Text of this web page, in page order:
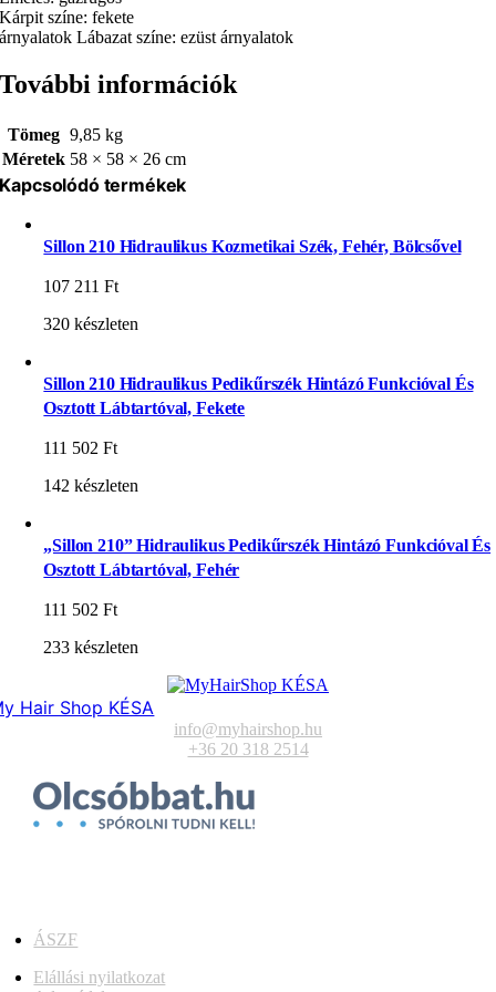
Kárpit színe: fekete
árnyalatok Lábazat színe: ezüst árnyalatok
További információk
Tömeg 9,85 kg
Méretek 58 × 58 × 26 cm
Kapcsolódó termékek
Sillon 210 Hidraulikus Kozmetikai Szék, Fehér, Bölcsővel
107 211Ft
320 készleten
Sillon 210 Hidraulikus Pedikűrszék Hintázó Funkcióval És
Osztott Lábtartóval, Fekete
111 502Ft
142 készleten
„Sillon 210” Hidraulikus Pedikűrszék Hintázó Funkcióval És
Osztott Lábtartóval, Fehér
111 502Ft
233 készleten
Hair Shop KÉSA
info@myhairshop.hu
+36 20 318 2514
ÁSZF
Elállási nyilatkozat